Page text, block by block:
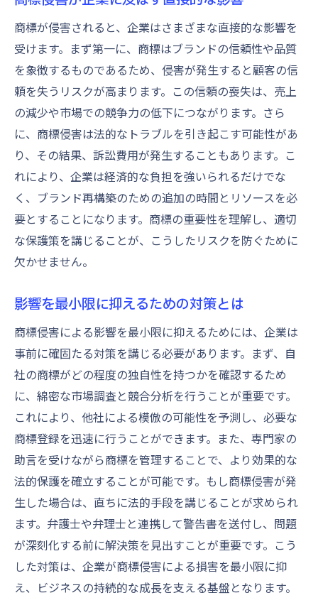
商標が侵害されると、企業はさまざまな直接的な影響を
受けます。まず第一に、商標はブランドの信頼性や品質
を象徴するものであるため、侵害が発生すると顧客の信
頼を失うリスクが高まります。この信頼の喪失は、売上
の減少や市場での競争力の低下につながります。さら
に、商標侵害は法的なトラブルを引き起こす可能性があ
り、その結果、訴訟費用が発生することもあります。こ
れにより、企業は経済的な負担を強いられるだけでな
く、ブランド再構築のための追加の時間とリソースを必
要とすることになります。商標の重要性を理解し、適切
な保護策を講じることが、こうしたリスクを防ぐために
欠かせません。
影響を最小限に抑えるための対策とは
商標侵害による影響を最小限に抑えるためには、企業は
事前に確固たる対策を講じる必要があります。まず、自
社の商標がどの程度の独自性を持つかを確認するため
に、綿密な市場調査と競合分析を行うことが重要です。
これにより、他社による模倣の可能性を予測し、必要な
商標登録を迅速に行うことができます。また、専門家の
助言を受けながら商標を管理することで、より効果的な
法的保護を確立することが可能です。もし商標侵害が発
生した場合は、直ちに法的手段を講じることが求められ
ます。弁護士や弁理士と連携して警告書を送付し、問題
が深刻化する前に解決策を見出すことが重要です。こう
した対策は、企業が商標侵害による損害を最小限に抑
え、ビジネスの持続的な成長を支える基盤となります。